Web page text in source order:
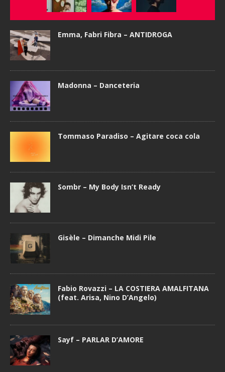
Emma, Fabri Fibra – ANTIDROGA
Madonna – Danceteria
Tommaso Paradiso – Agitare coca cola
Sombr – My Body Isn’t Ready
Gisèle – Dimanche Midi Pile
Fabio Rovazzi – LA COSTIERA AMALFITANA
(feat. Arisa, Nino D’Angelo)
Sayf – PARLAR D’AMORE